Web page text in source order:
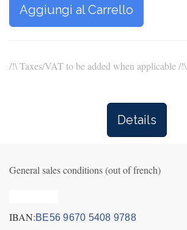
Aggiungi al Carrello
/!\ Taxes/VAT to be added when applicable /!\
Details
General sales conditions (out of french)
IBAN:BE56 9670 5408 9788